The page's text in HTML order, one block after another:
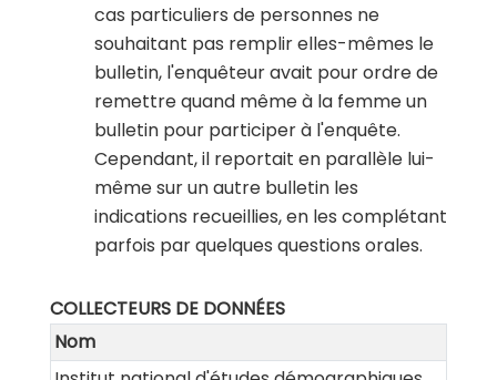
cas particuliers de personnes ne
souhaitant pas remplir elles-mêmes le
bulletin, l'enquêteur avait pour ordre de
remettre quand même à la femme un
bulletin pour participer à l'enquête.
Cependant, il reportait en parallèle lui-
même sur un autre bulletin les
indications recueillies, en les complétant
parfois par quelques questions orales.
COLLECTEURS DE DONNÉES
Nom